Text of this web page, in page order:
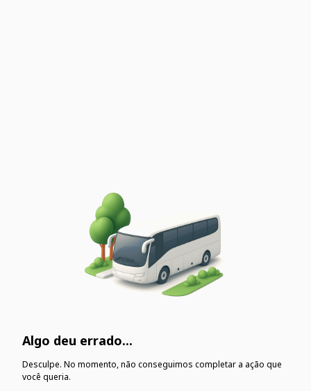
Algo deu errado...
Desculpe. No momento, não conseguimos completar a ação que
você queria.